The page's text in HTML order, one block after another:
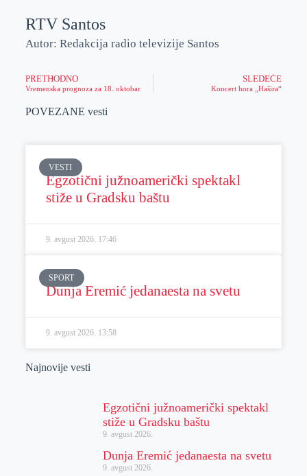
RTV Santos
Autor: Redakcija radio televizije Santos
PRETHODNO
Vremenska prognoza za 18. oktobar
SLEDEĆE
Koncert hora „Hašira“
POVEZANE vesti
VESTI
Egzotični južnoamerički spektakl
stiže u Gradsku baštu
9. avgust 2026. 17:46
SPORT
Dunja Eremić jedanaesta na svetu
9. avgust 2026. 13:58
Najnovije vesti
Egzotični južnoamerički spektakl
stiže u Gradsku baštu
9. avgust 2026.
Dunja Eremić jedanaesta na svetu
9. avgust 2026.